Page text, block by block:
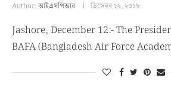
Author:আইএসপিআর ডিসেম্বর ১২, ২০১৮
Jashore, December 12:- The
BAFA (Bangladesh Air Force